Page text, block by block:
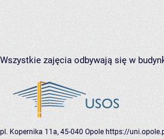
Wszystkie zajęcia odbywają się w
pl. Kopernika 11a, 45-040 Opole https://